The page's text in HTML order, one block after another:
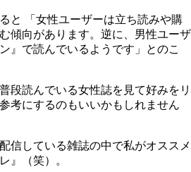
と 「女性ユーザーは立ち読みや購
傾向があります。逆に、男性ユーザ
』で読んでいるようです」とのこ
段読んでいる女性誌を見て好みをリ
考にするのもいいかもしれません
信している雑誌の中で私がオススメ
』（笑）。